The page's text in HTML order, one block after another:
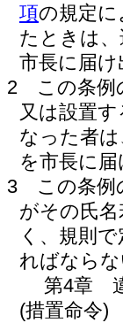
項の規定に
たときは
市長に届
2
この条例
又は設置
なった者
を市長に
3
この条例
がその氏
く、規則
ればなら
第4章
(措置命令)